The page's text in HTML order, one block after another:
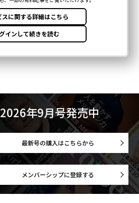
2026年9月号発売中
最新号の購入はこちらから
メンバーシップに登録する